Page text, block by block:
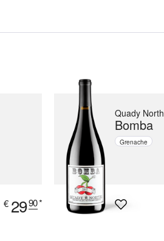
€ 2990*
Quady North
Bomba
Grenache